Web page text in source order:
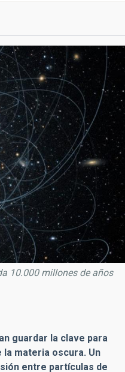
10.000 millones de años
guardar la clave para
materia oscura. Un
entre partículas de